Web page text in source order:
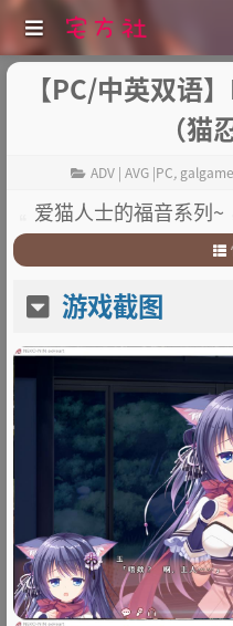
【PC/中英双语
（猫
ADV | AVG |PC, galgame
爱猫人士的福音系列~
2.游戏简介
游戏截图